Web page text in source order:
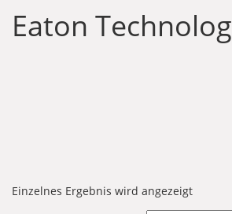
Eaton
Einzelnes Ergebnis wird angezeigt